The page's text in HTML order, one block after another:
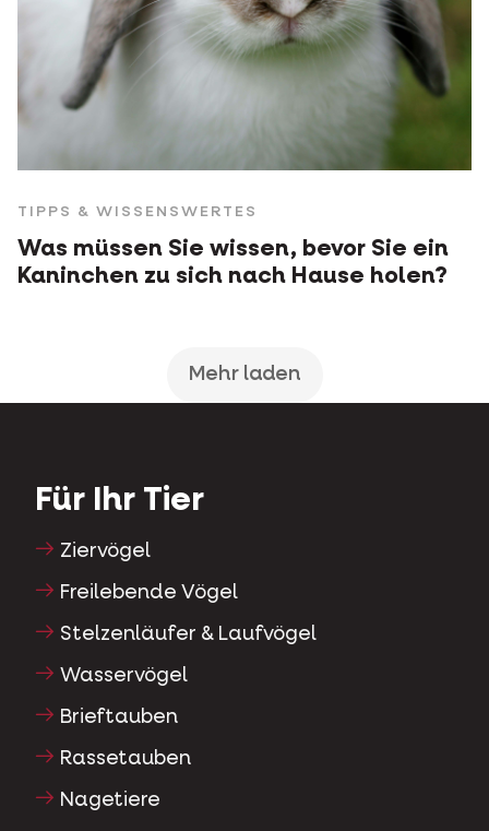
TIPPS & WISSENSWERTES
Was müssen Sie wissen, bevor Sie ein
Kaninchen zu sich nach Hause holen?
Mehr laden
Für Ihr Tier
Ziervögel
Freilebende Vögel
Stelzenläufer & Laufvögel
Wasservögel
Brieftauben
Rassetauben
Nagetiere